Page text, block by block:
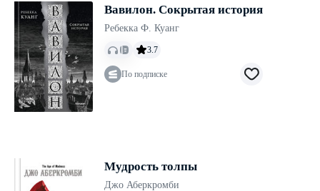
Вавилон. Сокрытая история
Ребекка Ф. Куанг
3.7
По подписке
Мудрость толпы
Джо Аберкромби